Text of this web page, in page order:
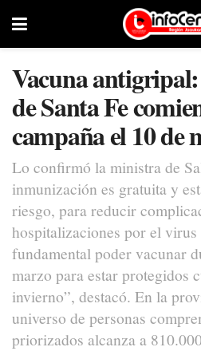
Vacuna
de Santa Fe
campaña el 10 de
Lo confirmó la ministra de
inmunización es gratuita y
riesgo, para reducir
hospitalizaciones por el
fundamental poder vacunar
marzo para estar protegidos
invierno”, destacó. En la
universo de personas
priorizados alcanza a